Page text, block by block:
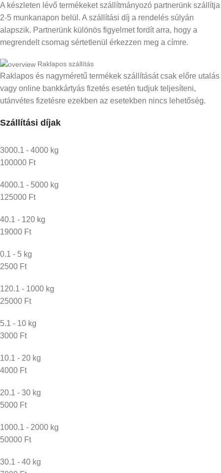
A készleten lévő termékeket szállítmányozó partnerünk szállítja
2-5 munkanapon belül. A szállítási díj a rendelés súlyán
alapszik. Partnerünk különös figyelmet fordít arra, hogy a
megrendelt csomag sértetlenül érkezzen meg a címre.
Raklapos szállítás
Raklapos és nagyméretű termékek szállítását csak előre utalás
vagy online bankkártyás fizetés esetén tudjuk teljesíteni,
utánvétes fizetésre ezekben az esetekben nincs lehetőség.
Szállítási díjak
3000.1 - 4000 kg
100000 Ft
4000.1 - 5000 kg
125000 Ft
40.1 - 120 kg
19000 Ft
0.1 - 5 kg
2500 Ft
120.1 - 1000 kg
25000 Ft
5.1 - 10 kg
3000 Ft
10.1 - 20 kg
4000 Ft
20.1 - 30 kg
5000 Ft
1000.1 - 2000 kg
50000 Ft
30.1 - 40 kg